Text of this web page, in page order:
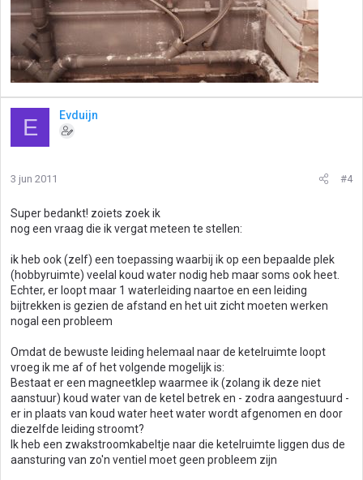
E Evduijn
3 jun 2011 #4
Super bedankt! zoiets zoek ik
nog een vraag die ik vergat meteen te stellen:
ik heb ook (zelf) een toepassing waarbij ik op een bepaalde plek
(hobbyruimte) veelal koud water nodig heb maar soms ook heet.
Echter, er loopt maar 1 waterleiding naartoe en een leiding
bijtrekken is gezien de afstand en het uit zicht moeten werken
nogal een probleem
Omdat de bewuste leiding helemaal naar de ketelruimte loopt
vroeg ik me af of het volgende mogelijk is:
Bestaat er een magneetklep waarmee ik (zolang ik deze niet
aanstuur) koud water van de ketel betrek en - zodra aangestuurd -
er in plaats van koud water heet water wordt afgenomen en door
diezelfde leiding stroomt?
Ik heb een zwakstroomkabeltje naar die ketelruimte liggen dus de
aansturing van zo'n ventiel moet geen probleem zijn